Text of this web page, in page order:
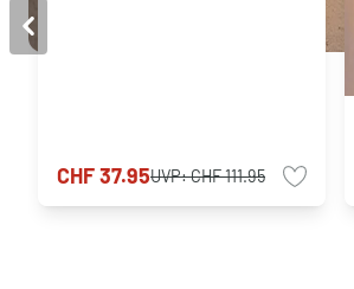
CHF 37.95UVP:CHF 111.95